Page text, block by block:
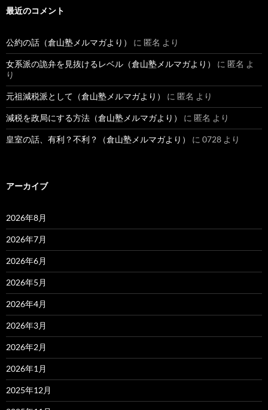
最近のコメント
公約の話（倉山塾メルマガより） に 匿名 より
女系派の詭弁を見抜けるレベル（倉山塾メルマガより） に 匿名 よ
り
元祖減税派として（倉山塾メルマガより） に 匿名 より
減税を政局にする方法（倉山塾メルマガより） に 匿名 より
皇室の話、有利？不利？（倉山塾メルマガより） に 0728 より
アーカイブ
2026年8月
2026年7月
2026年6月
2026年5月
2026年4月
2026年3月
2026年2月
2026年1月
2025年12月